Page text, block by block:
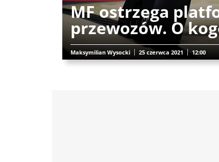
MF ostrzega
przewozów. O
Maksymilian Wysocki 25 czerwca 2021 12:00